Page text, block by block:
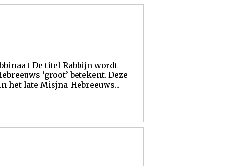
t De titel Rabbijn wordt
‘groot’ betekent. Deze
het late Misjna-Hebreeuws...